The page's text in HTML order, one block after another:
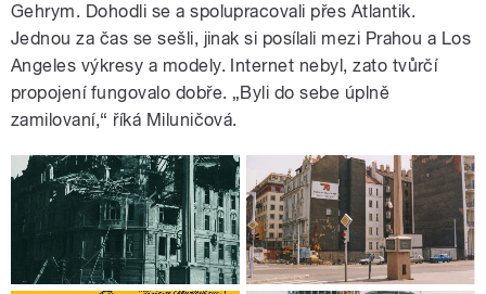
Gehrym. Dohodli se a spolupracovali přes Atlantik.
Jednou za čas se sešli, jinak si posílali mezi Prahou a Los
Angeles výkresy a modely. Internet nebyl, zato tvůrčí
propojení fungovalo dobře. „Byli do sebe úplně
zamilovaní,“ říká Miluničová.